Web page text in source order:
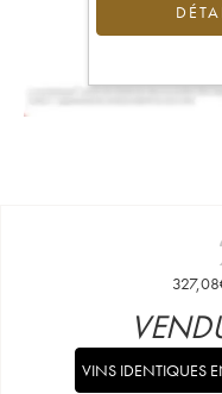
327,08
VINS IDENTIQUES